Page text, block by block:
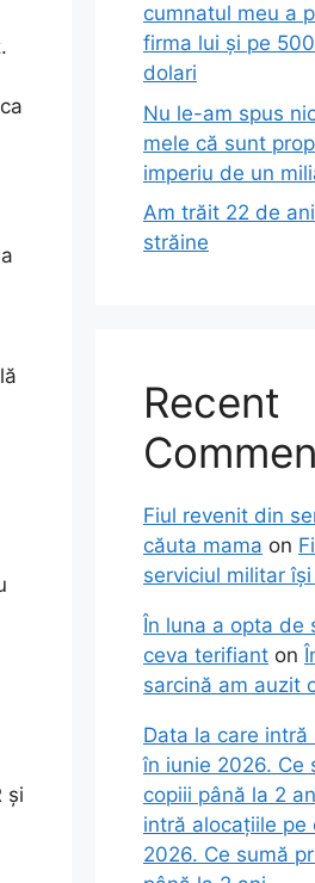
și
cumnatul meu a
firma lui și pe
dolari
Nu le-am spus
mele că sunt
imperiu de un
Am trăit 22 de
străine
Recent
Fiul revenit din
căuta mama on
serviciul militar
În luna a opta de
ceva terifiant on
sarcină am auzit
Data la care
în iunie 2026. Ce
copiii până la 2
intră alocațiile pe
2026. Ce sumă